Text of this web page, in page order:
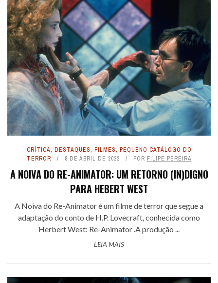
CRÍTICA, DESTAQUES, FILMES, PEQUENO CATÁLOGO DO
TERROR
8 DE ABRIL DE 2022 POR FILIPE PEREIRA
A NOIVA DO RE-ANIMATOR: UM RETORNO (IN)DIGNO
PARA HEBERT WEST
A Noiva do Re-Animator é um filme de terror que segue a
adaptação do conto de H.P. Lovecraft, conhecida como
Herbert West: Re-Animator .A produção ...
LEIA MAIS